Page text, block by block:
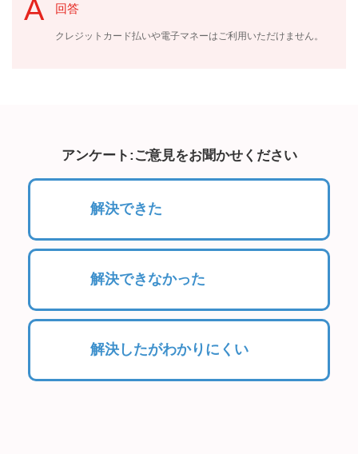
回答
クレジットカード払いや電子マネーはご利用いただけません。
アンケート:ご意見をお聞かせください
解決できた
解決できなかった
解決したがわかりにくい